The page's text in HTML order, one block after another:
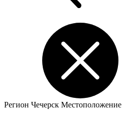
Регион Чечерск Местоположение